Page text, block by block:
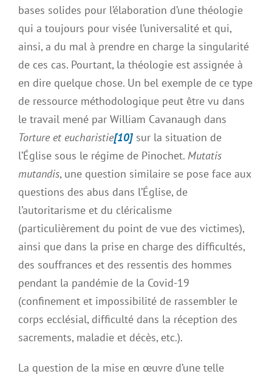
bases solides pour l’élaboration d’une théologie
qui a toujours pour visée l’universalité et qui,
ainsi, a du mal à prendre en charge la singularité
de ces cas. Pourtant, la théologie est assignée à
en dire quelque chose. Un bel exemple de ce type
de ressource méthodologique peut être vu dans
le travail mené par William Cavanaugh dans
Torture et eucharistie[10]sur la situation de
l’Église sous le régime de Pinochet. Mutatis
mutandis, une question similaire se pose face aux
questions des abus dans l’Église, de
l’autoritarisme et du cléricalisme
(particulièrement du point de vue des victimes),
ainsi que dans la prise en charge des difficultés,
des souffrances et des ressentis des hommes
pendant la pandémie de la Covid-19
(confinement et impossibilité de rassembler le
corps ecclésial, difficulté dans la réception des
sacrements, maladie et décès, etc.).
La question de la mise en œuvre d’une telle